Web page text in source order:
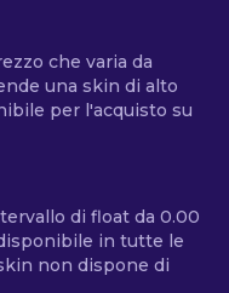
che varia da
una skin di alto
per l'acquisto su
di float da 0.00
in tutte le
non dispone di